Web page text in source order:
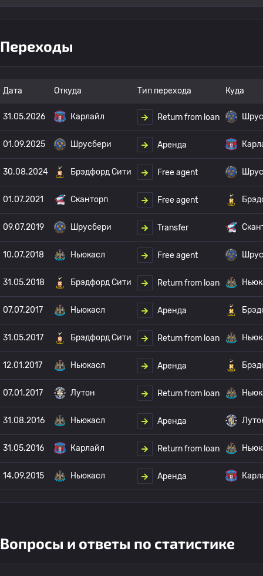
Переходы
Дата Откуда Тип перехода Куда
31.05.2026 Карлайл Return from loan
01.09.2025 Шрусбери Аренда
30.08.2024 Брэдфорд Сити Free agent
01.07.2021 Сканторп Free agent
09.07.2019 Шрусбери Transfer
10.07.2018 Ньюкасл Free agent
31.05.2018 Брэдфорд Сити Return from loan
07.07.2017 Ньюкасл Аренда
31.05.2017 Брэдфорд Сити Return from loan
12.01.2017 Ньюкасл Аренда
07.01.2017 Лутон Return from loan
31.08.2016 Ньюкасл Аренда
31.05.2016 Карлайл Return from loan
14.09.2015 Ньюкасл Аренда
Вопросы и ответы по статистике